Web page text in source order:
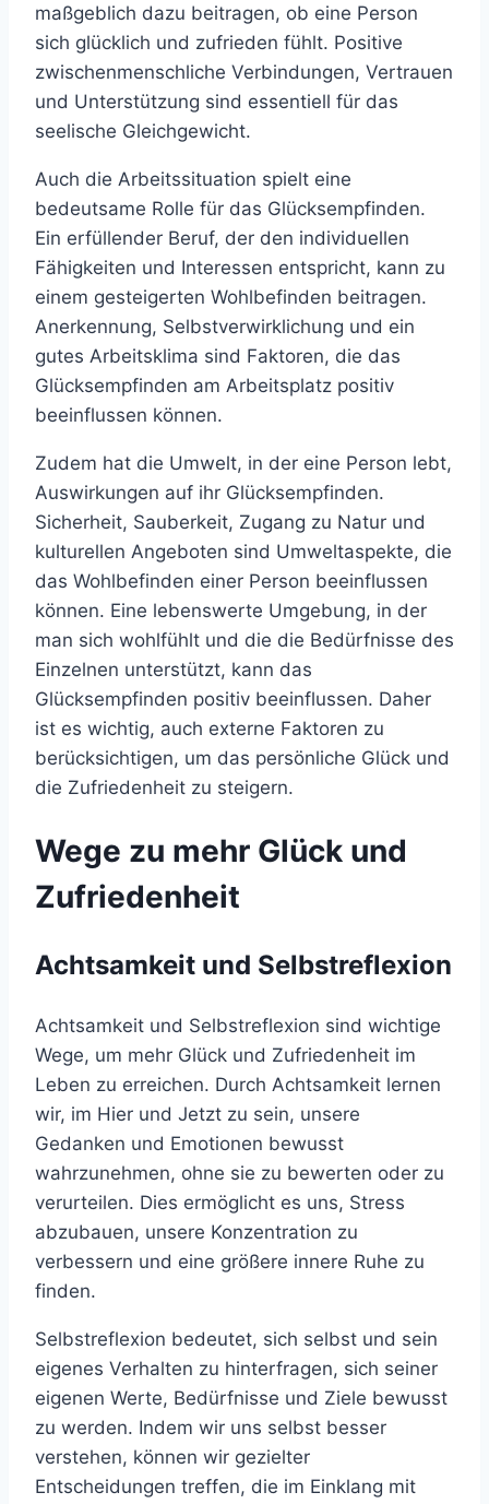
maßgeblich dazu beitragen, ob eine Person
sich glücklich und zufrieden fühlt. Positive
zwischenmenschliche Verbindungen, Vertrauen
und Unterstützung sind essentiell für das
seelische Gleichgewicht.
Auch die Arbeitssituation spielt eine
bedeutsame Rolle für das Glücksempfinden.
Ein erfüllender Beruf, der den individuellen
Fähigkeiten und Interessen entspricht, kann zu
einem gesteigerten Wohlbefinden beitragen.
Anerkennung, Selbstverwirklichung und ein
gutes Arbeitsklima sind Faktoren, die das
Glücksempfinden am Arbeitsplatz positiv
beeinflussen können.
Zudem hat die Umwelt, in der eine Person lebt,
Auswirkungen auf ihr Glücksempfinden.
Sicherheit, Sauberkeit, Zugang zu Natur und
kulturellen Angeboten sind Umweltaspekte, die
das Wohlbefinden einer Person beeinflussen
können. Eine lebenswerte Umgebung, in der
man sich wohlfühlt und die die Bedürfnisse des
Einzelnen unterstützt, kann das
Glücksempfinden positiv beeinflussen. Daher
ist es wichtig, auch externe Faktoren zu
berücksichtigen, um das persönliche Glück und
die Zufriedenheit zu steigern.
Wege zu mehr Glück und
Zufriedenheit
Achtsamkeit und Selbstreflexion
Achtsamkeit und Selbstreflexion sind wichtige
Wege, um mehr Glück und Zufriedenheit im
Leben zu erreichen. Durch Achtsamkeit lernen
wir, im Hier und Jetzt zu sein, unsere
Gedanken und Emotionen bewusst
wahrzunehmen, ohne sie zu bewerten oder zu
verurteilen. Dies ermöglicht es uns, Stress
abzubauen, unsere Konzentration zu
verbessern und eine größere innere Ruhe zu
finden.
Selbstreflexion bedeutet, sich selbst und sein
eigenes Verhalten zu hinterfragen, sich seiner
eigenen Werte, Bedürfnisse und Ziele bewusst
zu werden. Indem wir uns selbst besser
verstehen, können wir gezielter
Entscheidungen treffen, die im Einklang mit